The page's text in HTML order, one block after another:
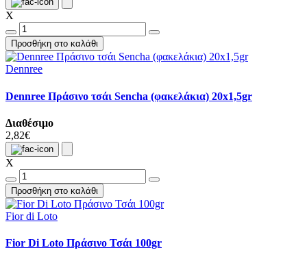
X
Προσθήκη στο καλάθι
Dennree
Dennree Πράσινο τσάι Sencha (φακελάκια) 20x1,5gr
Διαθέσιμο
2,82€
X
Προσθήκη στο καλάθι
Fior di Loto
Fior Di Loto Πράσινο Τσάι 100gr